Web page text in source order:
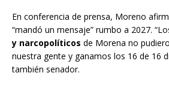
En conferencia de prensa, Moreno
“mandó un mensaje” rumbo a 2027.
y narcopolíticos de Morena no
nuestra gente y ganamos los 16 de 16
también senador.